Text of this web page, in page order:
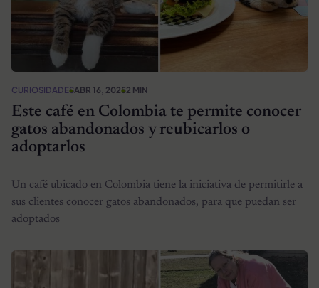
CURIOSIDADESABR 16, 20252 MIN
Este café en Colombia te permite conocer
gatos abandonados y reubicarlos o
adoptarlos
Un café ubicado en Colombia tiene la iniciativa de permitirle a
sus clientes conocer gatos abandonados, para que puedan ser
adoptados